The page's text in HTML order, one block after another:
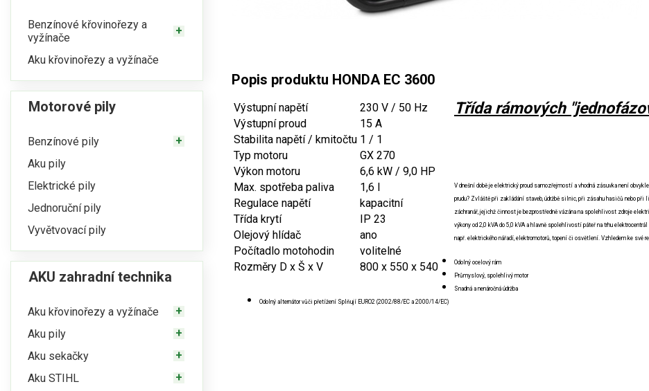
Benzínové křovinořezy a
vyžínače
Aku křovinořezy a vyžínače
Motorové pily
Benzínové pily
Aku pily
Elektrické pily
Jednoruční pily
Vyvětvovací pily
AKU zahradní technika
Aku křovinořezy a vyžínače
Aku pily
Aku sekačky
Aku STIHL
Popis produktu HONDA EC 3600
Výstupní napětí
230 V / 50 Hz
Výstupní proud
15 A
Stabilita napětí / kmitočtu 1 / 1
Typ motoru
GX 270
Výkon motoru
6,6 kW / 9,0 HP
Max. spotřeba paliva
1,6 l
Regulace napětí
kapacitní
Třída krytí
IP 23
Olejový hlídač
ano
Počítadlo motohodin
volitelné
Rozměry D x Š x V
800 x 550 x 540
Třída rámových
V dnešní době je elektrický proud samozřejmostí a vhodná zásuvka není
prudu? Zvláště při zakládání staveb, údržbě silnic, při zásahu hasičů nebo
záchranář, jejichž činnost je bezprostředně vázána na spolehlivost zdroje
výkony od 2,0 kVA do 5,0 kVA a hlavně spolehlivostí páteř na trhu
např. elektrického nářadí, elektromotorů, topení či osvětlení. Vzhledem ke své
Odolný ocelový rám
Průmyslový, spolehlivý motor
Snadná a nenáročná údržba
Odolný alternátor vůči přetížení Splňují EURO2 (2002/88/EC a 2000/14/EC)